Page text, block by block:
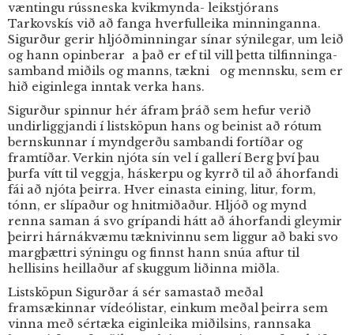
væntingu rússneska kvikmynda- leikstjórans
Tarkovskís við að fanga hverfulleika minninganna.
Sigurður gerir hljóðminningar sínar sýnilegar, um leið
og hann opinberar a það er ef til vill þetta tilfinninga-
samband miðils og manns, tækni og mennsku, sem er
hið eiginlega inntak verka hans.
Sigurður spinnur hér áfram þráð sem hefur verið
undirliggjandi í listsköpun hans og beinist að rótum
bernskunnar í myndgerðu sambandi fortíðar og
framtíðar. Verkin njóta sín vel í gallerí Berg því þau
þurfa vítt til veggja, háskerpu og kyrrð til að áhorfandi
fái að njóta þeirra. Hver einasta eining, litur, form,
tónn, er slípaður og hnitmiðaður. Hljóð og mynd
renna saman á svo grípandi hátt að áhorfandi gleymir
þeirri hárnákvæmu tæknivinnu sem liggur að baki svo
margþættri sýningu og finnst hann snúa aftur til
hellisins heillaður af skuggum liðinna miðla.
Listsköpun Sigurðar á sér samastað meðal
framsækinnar vídeólistar, einkum meðal þeirra sem
vinna með sértæka eiginleika miðilsins, rannsaka